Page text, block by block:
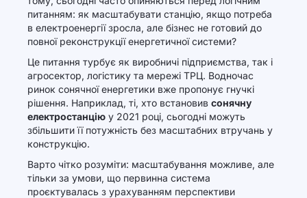
питанням: як масштабувати станцію, якщо потреба
в електроенергії зросла, але бізнес не готовий до
повної реконструкції енергетичної системи?
Це питання турбує як виробничі підприємства, так і
агросектор, логістику та мережі ТРЦ. Водночас
ринок сонячної енергетики вже пропонує гнучкі
рішення. Наприклад, ті, хто встановив сонячну
електростанцію у 2021 році, сьогодні можуть
збільшити її потужність без масштабних втручань у
конструкцію.
Варто чітко розуміти: масштабування можливе, але
тільки за умови, що первинна система
проєктувалась з урахуванням перспективи